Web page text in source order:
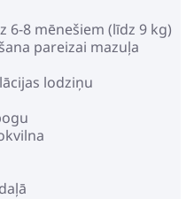
6-8 mēnešiem (līdz 9 kg)
pareizai mazuļa
lodziņu